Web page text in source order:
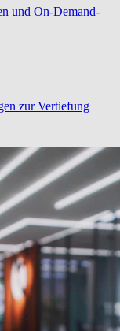
und On-Demand-
zur Vertiefung